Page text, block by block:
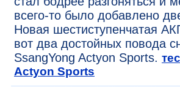
всего-то было добавлено
Новая шестиступенчатая
вот два достойных повода
SsangYong Actyon Sports.
Actyon Sports